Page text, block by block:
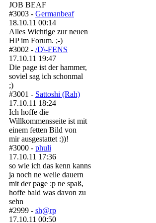
JOB BEAF
#3003 - Germanbeaf
18.10.11 00:14
Alles Wichtige zur neuen
HP im Forum. ;-)
#3002 - /D\-FENS
17.10.11 19:47
Die page ist der hammer,
soviel sag ich schonmal
;)
#3001 - Sattoshi (Rah)
17.10.11 18:24
Ich hoffe die
Willkommensseite ist mit
einem fetten Bild von
mir ausgestattet :))!
#3000 - phuli
17.10.11 17:36
so wie ich das kenn kanns
ja noch ne weile dauern
mit der page :p ne spaß,
hoffe bald was davon zu
sehn
#2999 - sh@rp
17.10.11 00:50